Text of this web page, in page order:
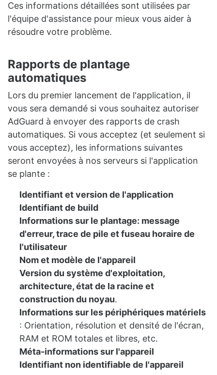
Ces informations détaillées sont utilisées par
l'équipe d'assistance pour mieux vous aider à
résoudre votre problème.
Rapports de plantage
automatiques
Lors du premier lancement de l'application, il
vous sera demandé si vous souhaitez autoriser
AdGuard à envoyer des rapports de crash
automatiques. Si vous acceptez (et seulement si
vous acceptez), les informations suivantes
seront envoyées à nos serveurs si l'application
se plante :
Identifiant et version de l'application
Identifiant de build
Informations sur le plantage: message
d'erreur, trace de pile et fuseau horaire de
l'utilisateur
Nom et modèle de l'appareil
Version du système d'exploitation,
architecture, état de la racine et
construction du noyau.
Informations sur les périphériques matériels
: Orientation, résolution et densité de l'écran,
RAM et ROM totales et libres, etc.
Méta-informations sur l'appareil
Identifiant non identifiable de l'appareil